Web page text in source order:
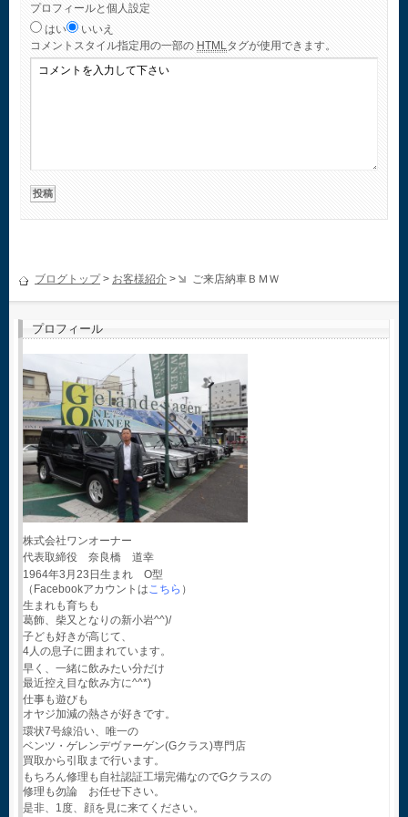
プロフィールと個人設定
はい
いいえ
コメント スタイル指定用の一部の HTML タグが使用できます。
ブログトップ> お客様紹介 > ご来店納車ＢＭＷ
プロフィール
株式会社ワンオーナー
代表取締役 奈良橋 道幸
1964年3月23日生まれ O型
（Facebookアカウントは こちら ）
生まれも育ちも
葛飾、柴又となりの新小岩^^)/
子ども好きが高じて、
4人の息子に囲まれています。
早く、一緒に飲みたい分だけ
最近控え目な飲み方に^^*)
仕事も遊びも
オヤジ加減の熱さが好きです。
環状7号線沿い、唯一の
ベンツ・ゲレンデヴァーゲン(Gクラス)専門店
買取から引取まで行います。
もちろん修理も自社認証工場完備なのでGクラスの
修理も勿論 お任せ下さい。
是非、1度、顔を見に来てください。